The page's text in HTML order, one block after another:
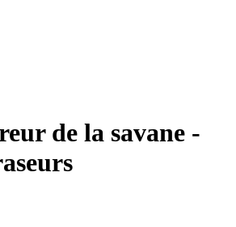
de la savane -